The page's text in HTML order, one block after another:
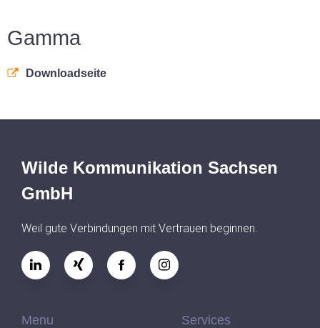
Gamma
Downloadseite
Wilde Kommunikation Sachsen
GmbH
Weil gute Verbindungen mit Vertrauen beginnen.
Menu Services